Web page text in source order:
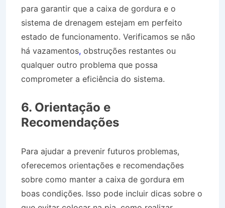
para garantir que a caixa de gordura e o
sistema de drenagem estejam em perfeito
estado de funcionamento. Verificamos se não
há vazamentos, obstruções restantes ou
qualquer outro problema que possa
comprometer a eficiência do sistema.
6. Orientação e
Recomendações
Para ajudar a prevenir futuros problemas,
oferecemos orientações e recomendações
sobre como manter a caixa de gordura em
boas condições. Isso pode incluir dicas sobre o